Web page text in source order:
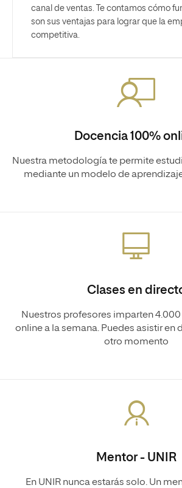
canal de ventas. Te contamos cómo
son sus ventajas para lograr que la
competitiva.
Docencia 100%
Nuestra metodología te permite
mediante un modelo de
Clases en
Nuestros profesores imparten
online a la semana. Puedes asistir en
otro momento
Mentor - UNIR
En UNIR nunca estarás solo. Un